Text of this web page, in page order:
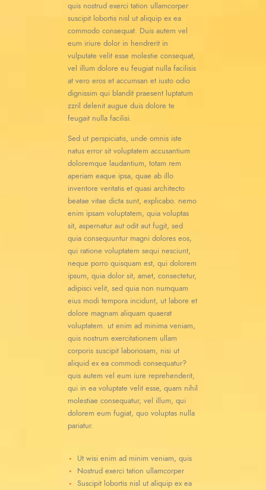
quis nostrud exerci tation ullamcorper
suscipit lobortis nisl ut aliquip ex ea
commodo consequat. Duis autem vel
eum iriure dolor in hendrerit in
vulputate velit esse molestie consequat,
vel illum dolore eu feugiat nulla facilisis
at vero eros et accumsan et iusto odio
dignissim qui blandit praesent luptatum
zzril delenit augue duis dolore te
feugait nulla facilisi.
Sed ut perspiciatis, unde omnis iste
natus error sit voluptatem accusantium
doloremque laudantium, totam rem
aperiam eaque ipsa, quae ab illo
inventore veritatis et quasi architecto
beatae vitae dicta sunt, explicabo. nemo
enim ipsam voluptatem, quia voluptas
sit, aspernatur aut odit aut fugit, sed
quia consequuntur magni dolores eos,
qui ratione voluptatem sequi nesciunt,
neque porro quisquam est, qui dolorem
ipsum, quia dolor sit, amet, consectetur,
adipisci velit, sed quia non numquam
eius modi tempora incidunt, ut labore et
dolore magnam aliquam quaerat
voluptatem. ut enim ad minima veniam,
quis nostrum exercitationem ullam
corporis suscipit laboriosam, nisi ut
aliquid ex ea commodi consequatur?
quis autem vel eum iure reprehenderit,
qui in ea voluptate velit esse, quam nihil
molestiae consequatur, vel illum, qui
dolorem eum fugiat, quo voluptas nulla
pariatur.
Ut wisi enim ad minim veniam, quis
Nostrud exerci tation ullamcorper
Suscipit lobortis nisl ut aliquip ex ea